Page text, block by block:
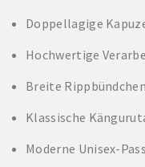
Doppellagige
Hochwertige
Breite
Klassische
Moderne Unisex-